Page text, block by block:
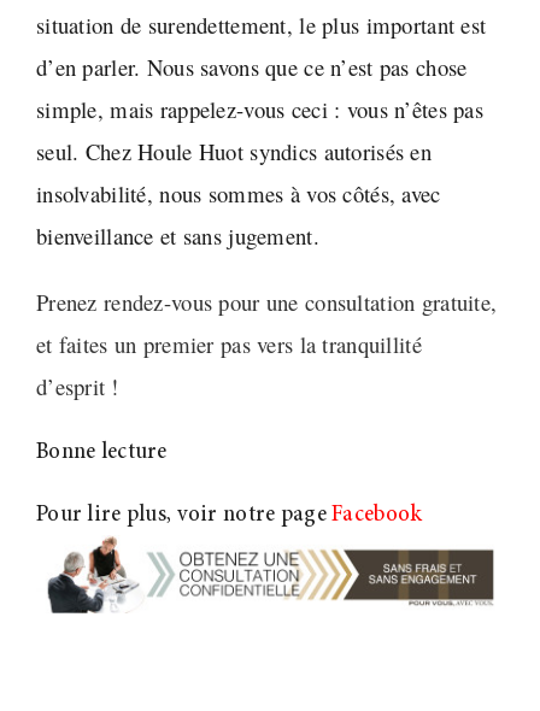
situation de surendettement, le plus important est
d’en parler. Nous savons que ce n’est pas chose
simple, mais rappelez-vous ceci : vous n’êtes pas
seul. Chez Houle Huot syndics autorisés en
insolvabilité, nous sommes à vos côtés, avec
bienveillance et sans jugement.
Prenez rendez-vous pour une consultation gratuite,
et faites un premier pas vers la tranquillité
d’esprit !
Bonne lecture
Pour lire plus, voir notre page Facebook